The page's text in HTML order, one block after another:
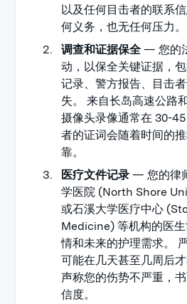
以及任何目击者的联系
何义务，也无任何压力。
调查和证据保全 — 您的
动，以保全关键证据，
记录、警方报告、目击
失。 来自长岛高速公路
摄像头录像通常在 30-
者的证词会随着时间的
靠。
医疗文件记录 — 您的律
学医院 (North Shore
或石溪大学医疗中心
Medicine) 等机构的医
情和未来的护理需求。
可能在几天甚至几周后
声称您的伤势不严重，
信度。